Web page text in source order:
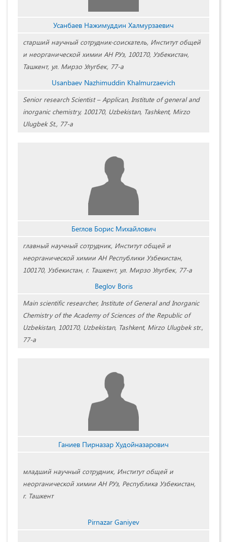
Усанбаев Нажимуддин Халмурзаевич
старший научный сотрудник-соискатель, Институт общей
и неорганической химии АН РУз, 100170, Узбекистан,
Ташкент, ул. Мирзо Улугбек, 77-а
Usanbaev Nazhimuddin Khalmurzaevich
Senior research Scientist – Applican, Institute of general and
inorganic chemistry, 100170, Uzbekistan, Tashkent, Mirzo
Ulugbek St., 77-a
Беглов Борис Михайлович
главный научный сотрудник, Институт общей и
неорганической химии АН Республики Узбекистан,
100170, Узбекистан, г. Ташкент, ул. Мирзо Улугбек, 77-а
Beglov Boris
Main scientific researcher, Institute of General and Inorganic
Chemistry of the Academy of Sciences of the Republic of
Uzbekistan, 100170, Uzbekistan, Tashkent, Mirzo Ulugbek str.,
77-a
Ганиев Пирназар Худойназарович
младший научный сотрудник, Институт общей и
неорганической химии АН РУз, Республика Узбекистан,
г. Ташкент
Pirnazar Ganiyev